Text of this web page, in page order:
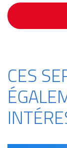
CES